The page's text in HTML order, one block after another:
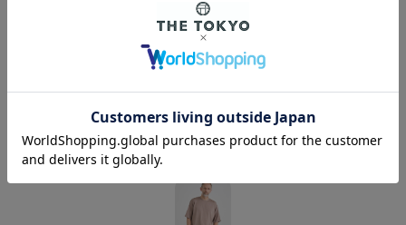
390ポイント付与
COLOR :
DARK GREY